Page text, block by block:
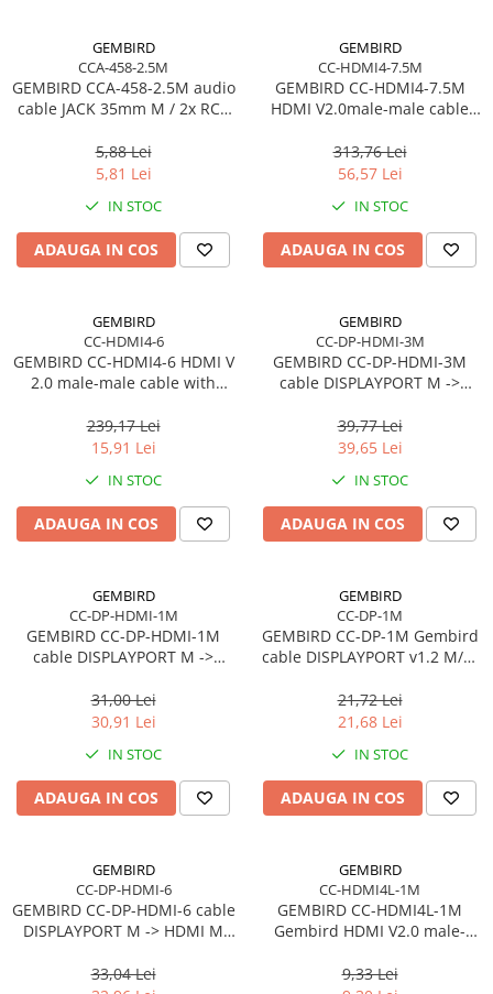
GEMBIRD
CCA-458-2.5M
GEMBIRD CCA-458-2.5M audio
cable JACK 35mm M / 2x RCA
5,88 Lei
5,81 Lei
IN STOC
ADAUGA IN COS
GEMBIRD
CC-HDMI4-7.5M
GEMBIRD CC-HDMI4-7.5M
HDMI V2.0male-male cable
7.5m bulk package
313,76 Lei
56,57 Lei
IN STOC
ADAUGA IN COS
GEMBIRD
CC-HDMI4-6
GEMBIRD CC-HDMI4-6 HDMI V
2.0 male-male cable with
CU
239,17 Lei
15,91 Lei
IN STOC
ADAUGA IN COS
GEMBIRD
CC-DP-HDMI-3M
GEMBIRD CC-DP-HDMI-3M
cable DISPLAYPORT M ->
39,77 Lei
39,65 Lei
IN STOC
ADAUGA IN COS
GEMBIRD
CC-DP-HDMI-1M
GEMBIRD CC-DP-HDMI-1M
cable DISPLAYPORT M ->
31,00 Lei
30,91 Lei
IN STOC
ADAUGA IN COS
GEMBIRD
CC-DP-1M
GEMBIRD CC-DP-1M Gembird
cable DISPLAYPORT v1.2 M/M
21,72 Lei
21,68 Lei
IN STOC
ADAUGA IN COS
GEMBIRD
CC-DP-HDMI-6
GEMBIRD CC-DP-HDMI-6 cable
DISPLAYPORT M -> HDMI M
33,04 Lei
GEMBIRD
CC-HDMI4L-1M
GEMBIRD CC-HDMI4L-1M
Gembird HDMI V2.0 male-
ETHERNET CCS 1m
9,33 Lei